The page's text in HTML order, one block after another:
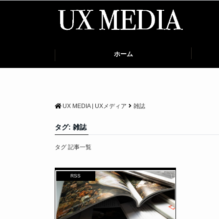
ホーム
UX MEDIA | UXメディア 雑誌
タグ: 雑誌
タグ 記事一覧
RSS